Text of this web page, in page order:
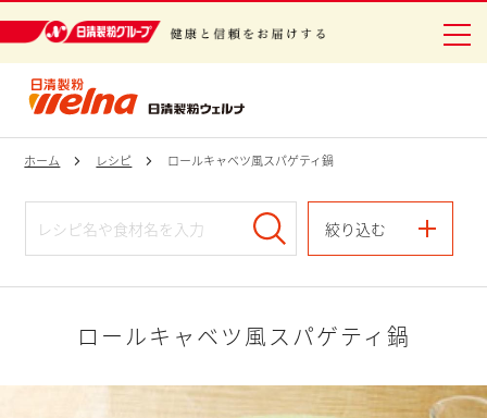
ホーム レシピ ロールキャベツ風スパゲティ鍋
絞り込む
ロールキャベツ風スパゲティ鍋